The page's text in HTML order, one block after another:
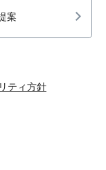
案
ティ方針